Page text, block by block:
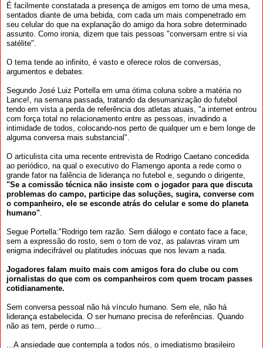
É facilmente constatada a presença de amigos em torno de uma mesa,
sentados diante de uma bebida, com cada um mais compenetrado em
seu celular do que na explanação do amigo da hora sobre determinado
assunto. Como ironia, dizem que tais pessoas "conversam entre si via
satélite".
O tema tende ao infinito, é vasto e oferece rolos de conversas,
argumentos e debates.
Segundo José Luiz Portella em uma ótima coluna sobre a matéria no
Lance!, na semana passada, tratando da desumanização do futebol
tendo em vista a perda de referência dos atletas atuais, "a internet entrou
com força total no relacionamento entre as pessoas, invadindo a
intimidade de todos, colocando-nos perto de qualquer um e bem longe de
alguma conversa mais substancial".
O articulista cita uma recente entrevista de Rodrigo Caetano concedida
ao periódico, na qual o executivo do Flamengo aponta a rede como o
grande fator na falência de liderança no futebol e, segundo o dirigente,
"Se a comissão técnica não insiste com o jogador para que discuta
problemas do campo, participe das soluções, sugira, converse com
o companheiro, ele se esconde atrás do celular e some do planeta
humano"
Segue Portella:"Rodrigo tem razão. Sem diálogo e contato face a face,
sem a expressão do rosto, sem o tom de voz, as palavras viram um
enigma indecifrável ou platitudes inócuas que nos levam a nada.
Jogadores falam muito mais com amigos fora do clube ou com
jornalistas do que com os companheiros com quem trocam passes
cotidianamente.
Sem conversa pessoal não há vínculo humano. Sem ele, não há
liderança estabelecida. O ser humano precisa de referências. Quando
não as tem, perde o rumo...
...A ansiedade que contempla a todos nós, o imediatismo brasileiro